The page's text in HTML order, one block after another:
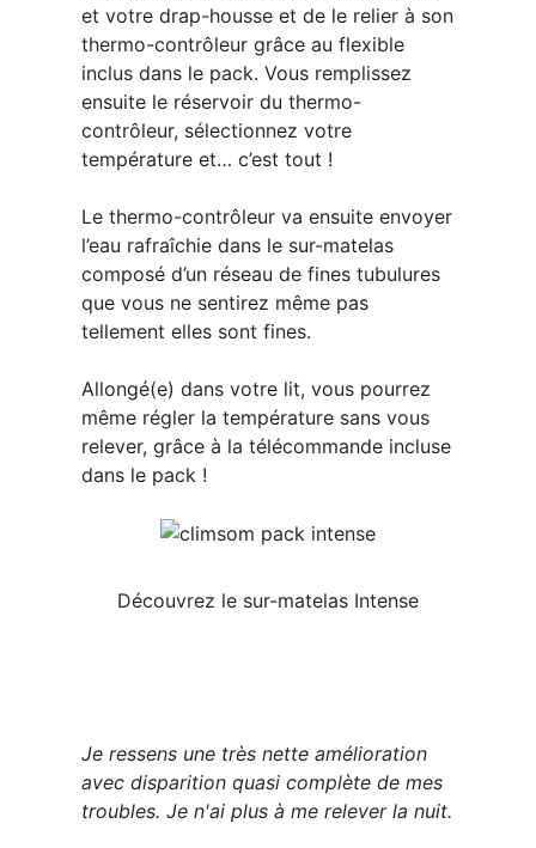
et votre drap-housse et de le relier à son
thermo-contrôleur grâce au flexible
inclus dans le pack. Vous remplissez
ensuite le réservoir du thermo-
contrôleur, sélectionnez votre
température et… c’est tout !
Le thermo-contrôleur va ensuite envoyer
l’eau rafraîchie dans le sur-matelas
composé d’un réseau de fines tubulures
que vous ne sentirez même pas
tellement elles sont fines.
Allongé(e) dans votre lit, vous pourrez
même régler la température sans vous
relever, grâce à la télécommande incluse
dans le pack !
Découvrez le sur-matelas Intense
Je ressens une très nette amélioration
avec disparition quasi complète de mes
troubles. Je n'ai plus à me relever la nuit.